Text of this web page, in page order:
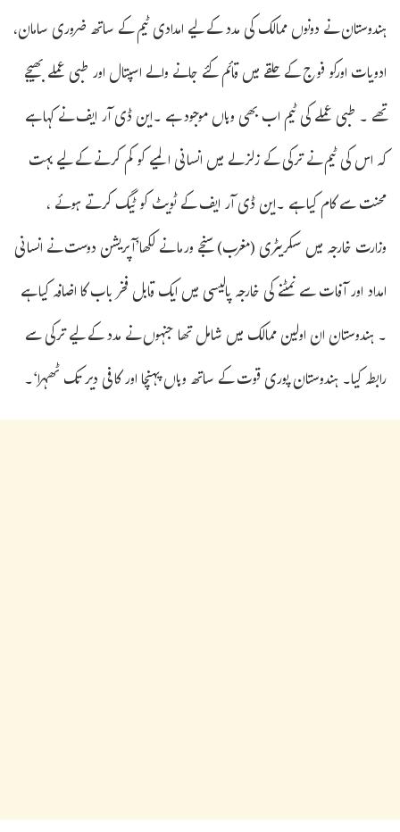
ہندوستان نے دونوں ممالک کی مدد کے لیے امدادی ٹیم کے ساتھ ضروری سامان،
ادویات اورکو فوج کے حلقے میں قائم کئے جانے والے اسپتال اور طبی عملے بھیجے
تھے ۔ طبی عملے کی ٹیم اب بھی وہاں موجود ہے ۔این ڈی آر ایف نے کہا ہے
کہ اس کی ٹیم نے ترکی کے زلزلے میں انسانی المیے کو کم کرنے کے لیے بہت
محنت سے کام کیا ہے ۔این ڈی آر ایف کے ٹویٹ کو ٹیگ کرتے ہوئے ،
وزارت خارجہ میں سکریٹری (مغرب) سنجے ورما نے لکھا’آپریشن دوست نے انسانی
امداد اور آفات سے نمٹنے کی خارجہ پالیسی میں ایک قابل فخر باب کا اضافہ کیا ہے
۔ ہندوستان ان اولین ممالک میں شامل تھا جنہوں نے مدد کے لیے ترکی سے
رابطہ کیا۔ ہندوستان پوری قوت کے ساتھ وہاں پہنچا اور کافی دیر تک ٹھہرا‘۔